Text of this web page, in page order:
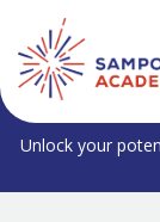
Unlock your